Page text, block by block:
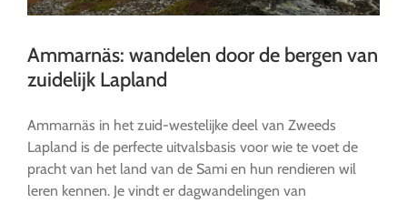
Ammarnäs: wandelen door de bergen van
zuidelijk Lapland
Ammarnäs in het zuid-westelijke deel van Zweeds
Lapland is de perfecte uitvalsbasis voor wie te voet de
pracht van het land van de Sami en hun rendieren wil
leren kennen. Je vindt er dagwandelingen van